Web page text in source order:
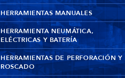
HERRAMIENTAS MANUALES
HERRAMIENTA NEUMÁTICA,
ELÉCTRICAS Y BATERÍA
HERRAMIENTAS DE PERFORACIÓN Y
ROSCADO